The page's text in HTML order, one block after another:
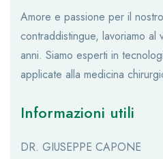
Amore e passione per il
contraddistingue, lavoriamo
anni. Siamo esperti in
applicate alla medicina
Informazioni utili
DR. GIUSEPPE CAPONE